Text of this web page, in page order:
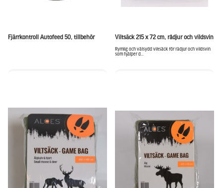
Fjärrkontroll Autofeed 50, tillbehör Viltsäck 215 x 72 cm, rådjur och vildsvin
Rymlig och välsydd viltsäck för rådjur och vildsvin
som hjälper d...